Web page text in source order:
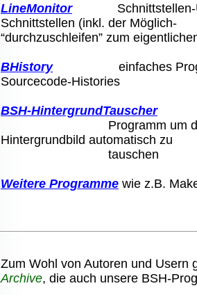
LineMonitorSchnittstellen-
Schnittstellen (inkl. der
“durchzuschleifen” zum
BHistoryeinfaches
Sourcecode-Histories
BSH-HintergrundTauscher
Programm um das
Hintergrundbild automatisch zu
tauschen
Weitere Programme wie z.B.
Zum Wohl von Autoren und Usern
Archive, die auch unsere BSH-